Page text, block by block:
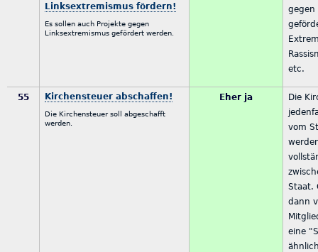
Linksextremismus fördern!
Es sollen auch Projekte gegen
Linksextremismus gefördert werden.
gegen
etc.
55 Kirchensteuer abschaffen!
Die Kirchensteuer soll abgeschafft
werden.
Eher ja
Die
vom
Staat.
dann
eine